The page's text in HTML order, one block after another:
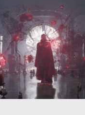
még épphogy kiismerő
elmekontrollra és
képes hős, majd egy
páratlan
rendelkező őserő lett, aki
mágusának is
de Strange is nagy
keresztül, miközben
félre kell tennie saját